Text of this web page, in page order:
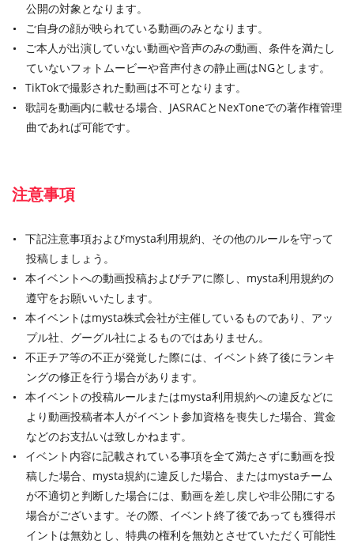
公開の対象となります。
ご自身の顔が映られている動画のみとなります。
ご本人が出演していない動画や音声のみの動画、条件を満たし
ていないフォトムービーや音声付きの静止画はNGとします。
TikTokで撮影された動画は不可となります。
歌詞を動画内に載せる場合、JASRACとNexToneでの著作権管理
曲であれば可能です。
注意事項
下記注意事項およびmysta利用規約、その他のルールを守って
投稿しましょう。
本イベントへの動画投稿およびチアに際し、mysta利用規約の
遵守をお願いいたします。
本イベントはmysta株式会社が主催しているものであり、アッ
プル社、グーグル社によるものではありません。
不正チア等の不正が発覚した際には、イベント終了後にランキ
ングの修正を行う場合があります。
本イベントの投稿ルールまたはmysta利用規約への違反などに
より動画投稿者本人がイベント参加資格を喪失した場合、賞金
などのお支払いは致しかねます。
イベント内容に記載されている事項を全て満たさずに動画を投
稿した場合、mysta規約に違反した場合、またはmystaチーム
が不適切と判断した場合には、動画を差し戻しや非公開にする
場合がございます。その際、イベント終了後であっても獲得ポ
イントは無効とし、特典の権利を無効とさせていただく可能性